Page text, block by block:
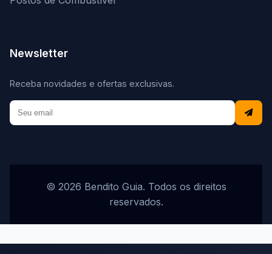
Newsletter
Receba novidades e ofertas exclusivas.
© 2026 Bendito Guia. Todos os direitos
reservados.